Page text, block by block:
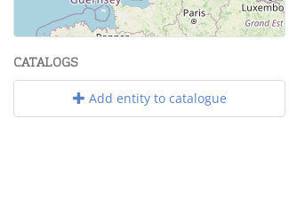
Leaflet| Maps and Data ©OpenStreetMap.
CATALOGS
Add entity to catalogue